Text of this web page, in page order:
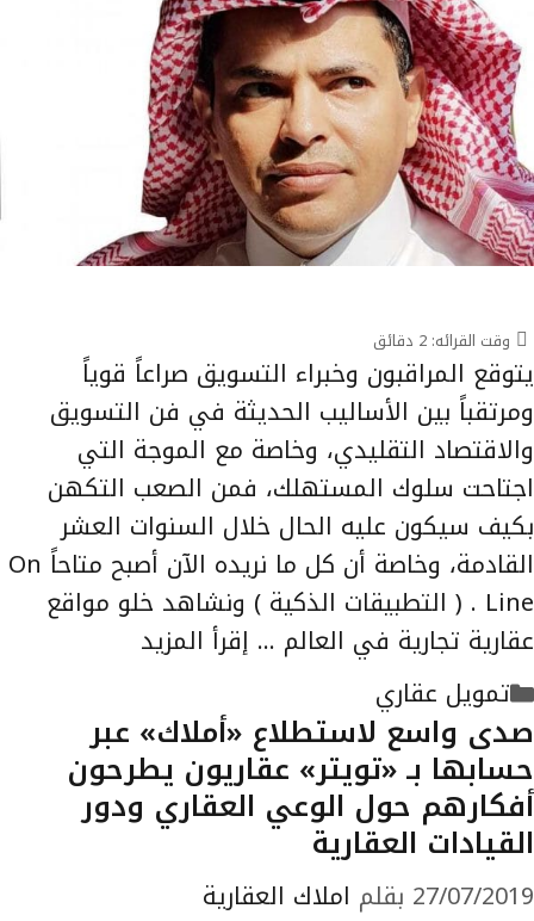
وقت القرائه: 2 دقائق
يتوقع المراقبون وخبراء التسويق صراعاً قوياً
ومرتقباً بين الأساليب الحديثة في فن التسويق
والاقتصاد التقليدي، وخاصة مع الموجة التي
اجتاحت سلوك المستهلك، فمن الصعب التكهن
بكيف سيكون عليه الحال خلال السنوات العشر
القادمة، وخاصة أن كل ما نريده الآن أصبح متاحاً On
Line . ( التطبيقات الذكية ) ونشاهد خلو مواقع
عقارية تجارية في العالم … إقرأ المزيد
التصنيفات
تمويل عقاري
صدى واسع لاستطلاع «أملاك» عبر
حسابها بـ «تويتر» عقاريون يطرحون
أفكارهم حول الوعي العقاري ودور
القيادات العقارية
27/07/2019 بقلم املاك العقارية